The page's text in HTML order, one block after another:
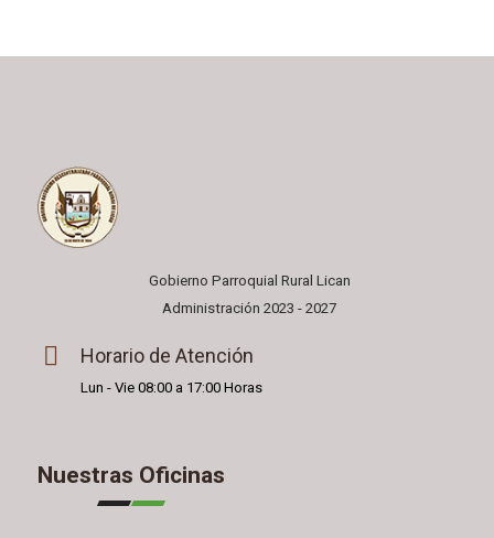
Gobierno Parroquial Rural Lican
Administración 2023 - 2027
Horario de Atención
Lun - Vie 08:00 a 17:00 Horas
Nuestras Oficinas